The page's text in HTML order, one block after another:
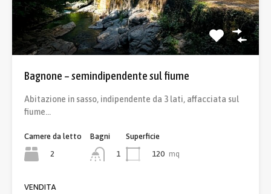
Bagnone – semindipendente sul fiume
Abitazione in sasso, indipendente da 3 lati, affacciata sul
fiume…
Camere da letto
2
Bagni
1
Superficie
120 mq
VENDITA